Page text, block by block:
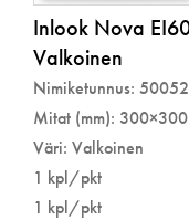
Inlook Nova
Valkoinen
Nimiketunnus:
Mitat (mm): 300×300
Väri: Valkoinen
1 kpl/pkt
1 kpl/pkt